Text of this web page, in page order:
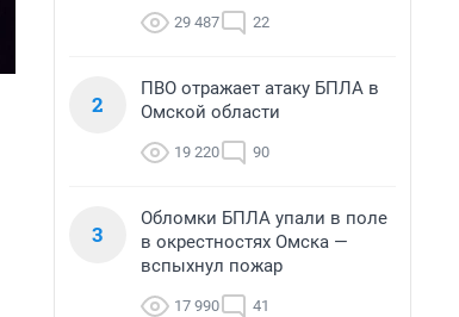
29 487 22
2
ПВО отражает атаку БПЛА в
Омской области
19 220 90
3
Обломки БПЛА упали в поле
в окрестностях Омска —
вспыхнул пожар
17 990 41